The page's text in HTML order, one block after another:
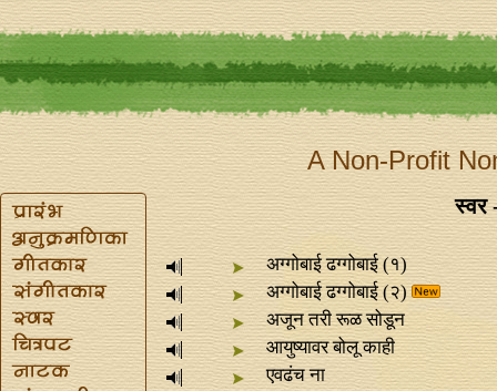
A Non-Profit
स्वर
अग्गोबाई ढग्गोबाई (१)
अग्गोबाई ढग्गोबाई (२)
अजून तरी रूळ सोडून
आयुष्यावर बोलू काही
एवढंच ना